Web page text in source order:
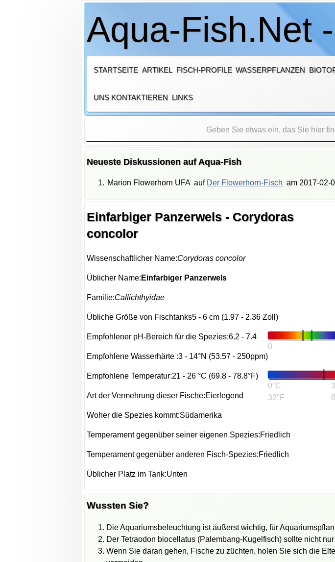
Aqua-Fish.Net
STARTSEITE ARTIKEL FISCH-PROFILE WASSERPFLANZEN
UNS KONTAKTIEREN LINKS
Neueste Diskussionen auf Aqua-Fish
Marion Flowerhorn UFA auf Der Flowerhorn-Fisch am 2017-02-
Einfarbiger Panzerwels - Corydoras
concolor
Wissenschaftlicher Name:Corydoras concolor
Üblicher Name: Einfarbiger Panzerwels
Familie:Callichthyidae
Übliche Größe von Fischtanks5 - 6 cm (1.97 - 2.36 Zoll)
0
Empfohlener pH-Bereich für die Spezies:6.2 - 7.4
Empfohlene Wasserhärte :3 - 14°N (53.57 - 250ppm)
0°C
32°F
Empfohlene Temperatur:21 - 26 °C (69.8 - 78.8°F)
Art der Vermehrung dieser Fische:Eierlegend
Woher die Spezies kommt:Südamerika
Temperament gegenüber seiner eigenen Spezies:Friedlich
Temperament gegenüber anderen Fisch-Spezies:Friedlich
Üblicher Platz im Tank:Unten
Wussten Sie?
Die Aquariumsbeleuchtung ist äußerst wichtig, für
Der Tetraodon biocellatus (Palembang-Kugelfisch) sollte nicht
Wenn Sie daran gehen, Fische zu züchten, holen Sie sich die